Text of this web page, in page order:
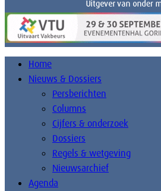
Home
Nieuws & Dossiers
Persberichten
Columns
Cijfers & onderzoek
Dossiers
Regels & wetgeving
Nieuwsarchief
Agenda